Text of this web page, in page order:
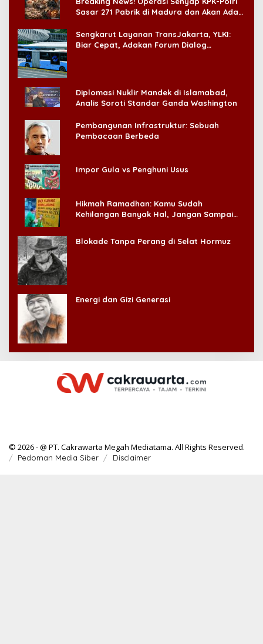
Sasar 271 Pabrik di Madura dan Akan Ada
Sengkarut Layanan TransJakarta, YLKI:
Biar Cepat, Adakan Forum Dialog
Diplomasi Nuklir Mandek di Islamabad,
Analis Soroti Standar Ganda Washington
Pembangunan Infrastruktur: Sebuah
Pembacaan Berbeda
Impor Gula vs Penghuni Usus
Hikmah Ramadhan: Kamu Sudah
Kehilangan Banyak Hal, Jangan Sampai
Blokade Tanpa Perang di Selat Hormuz
Energi dan Gizi Generasi
© 2026 - @ PT. Cakrawarta Megah Mediatama. All Rights Reserved.
Pedoman Media Siber Disclaimer